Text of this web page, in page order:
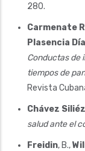
280.
Carmenate
Plasencia
Conductas de
tiempos de
Revista
Chávez
salud ante el
Freidin, B.,